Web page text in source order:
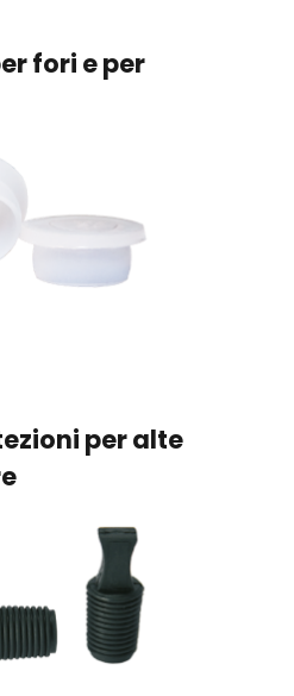
fori e per
per alte